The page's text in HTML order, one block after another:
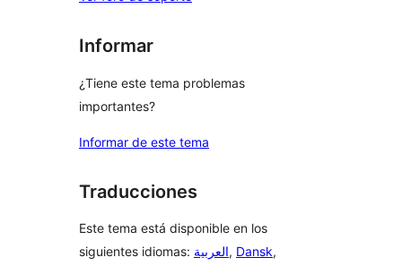
Informar
¿Tiene este tema problemas
importantes?
Informar de este tema
Traducciones
Este tema está disponible en los
siguientes idiomas: العربية, Dansk,